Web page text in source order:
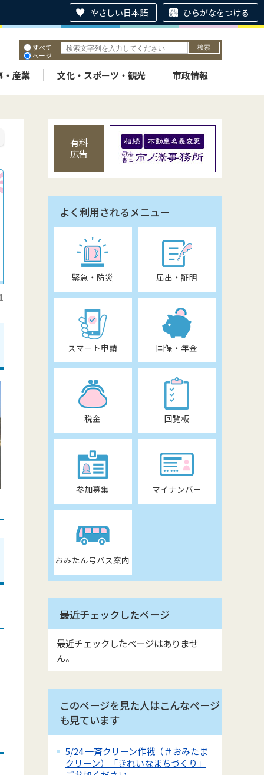
やさしい日本語 ひらがなをつける
すべて
ページ
・産業 文化・スポーツ・観光 市政情報
有料
広告
よく利用されるメニュー
緊急・防災 届出・証明
スマート申請 国保・年金
税金 回覧板
参加募集 マイナンバー
おみたん号バス案内
最近チェックしたページ
最近チェックしたページはありませ
ん。
このページを見た人はこんなページ
も見ています
5/24 一斉クリーン作戦（＃おみたま
クリーン）「きれいなまちづくり」